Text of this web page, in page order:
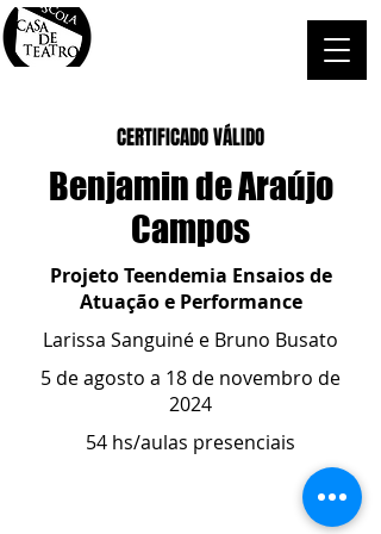
CERTIFICADO VÁLIDO
Benjamin de Araújo
Campos
Projeto Teendemia Ensaios de
Atuação e Performance
Larissa Sanguiné e Bruno Busato
5 de agosto a 18 de novembro de
2024
54 hs/aulas presenciais
ESCOLA CASA DE TEATRO